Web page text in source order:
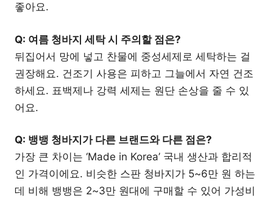
좋아요.
Q: 여름 청바지 세탁 시 주의할 점은?
뒤집어서 망에 넣고 찬물에 중성세제로 세탁하는 걸
권장해요. 건조기 사용은 피하고 그늘에서 자연 건조
하세요. 표백제나 강력 세제는 원단 손상을 줄 수 있
어요.
Q: 뱅뱅 청바지가 다른 브랜드와 다른 점은?
가장 큰 차이는 ‘Made in Korea’ 국내 생산과 합리적
인 가격이에요. 비슷한 스판 청바지가 5~6만 원 하는
데 비해 뱅뱅은 2~3만 원대에 구매할 수 있어 가성비